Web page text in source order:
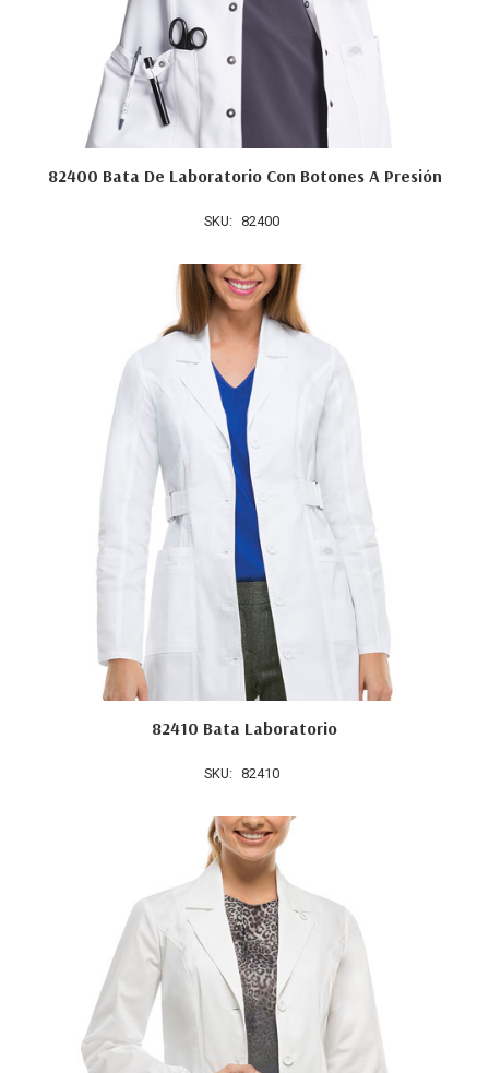
82400 Bata De Laboratorio Con Botones A Presión
SKU: 82400
82410 Bata Laboratorio
SKU: 82410